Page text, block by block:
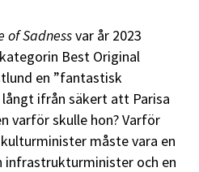
of Sadnessvar år 2023
Best Original
en ”fantastisk
ifrån säkert att Parisa
varför skulle hon? Varför
måste vara en
infrastrukturminister och en